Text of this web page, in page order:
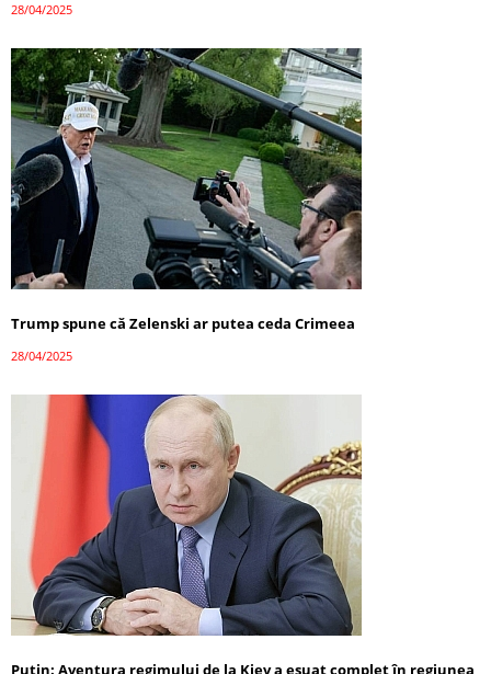
28/04/2025
Trump spune că Zelenski ar putea ceda Crimeea
28/04/2025
Putin: Aventura regimului de la Kiev a eșuat complet în regiunea